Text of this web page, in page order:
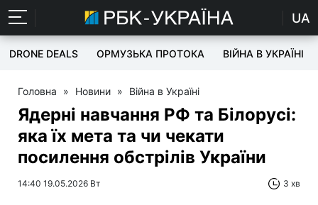
UA
DRONE DEALS ОРМУЗЬКА ПРОТОКА ВІЙНА В УКРАЇНІ
Головна » Новини » Війна в Україні
Ядерні навчання РФ та Білорусі:
яка їх мета та чи чекати
посилення обстрілів України
14:40 19.05.2026 Вт 3 хв